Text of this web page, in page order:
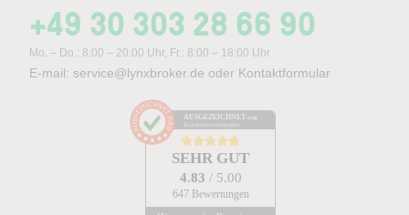
+49 30 303 28 66 90
Mo. – Do.: 8:00 – 20:00 Uhr, Fr.: 8:00 – 18:00 Uhr
E-mail: service@lynxbroker.de oder Kontaktformular
AUSGEZEICHNET .org
Kundenbewertungen
SEHR GUT
4.83 / 5.00
647 Bewertungen